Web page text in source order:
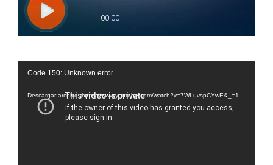
Reproductor
vídeo
Code 150: Unknown error.
Descargar archivo: https://www.youtube.com/watch?v=7WLuvspCYwE&_=1